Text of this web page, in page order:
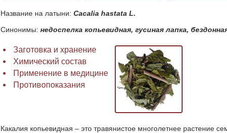
Название на латыни: Cacalia hastata L.
Синонимы: недоспелка копьевидная, гусиная лапка,
Заготовка и хранение
Химический состав
Применение в медицине
Противопоказания
Какалия копьевидная – это травянистое многолетнее растение